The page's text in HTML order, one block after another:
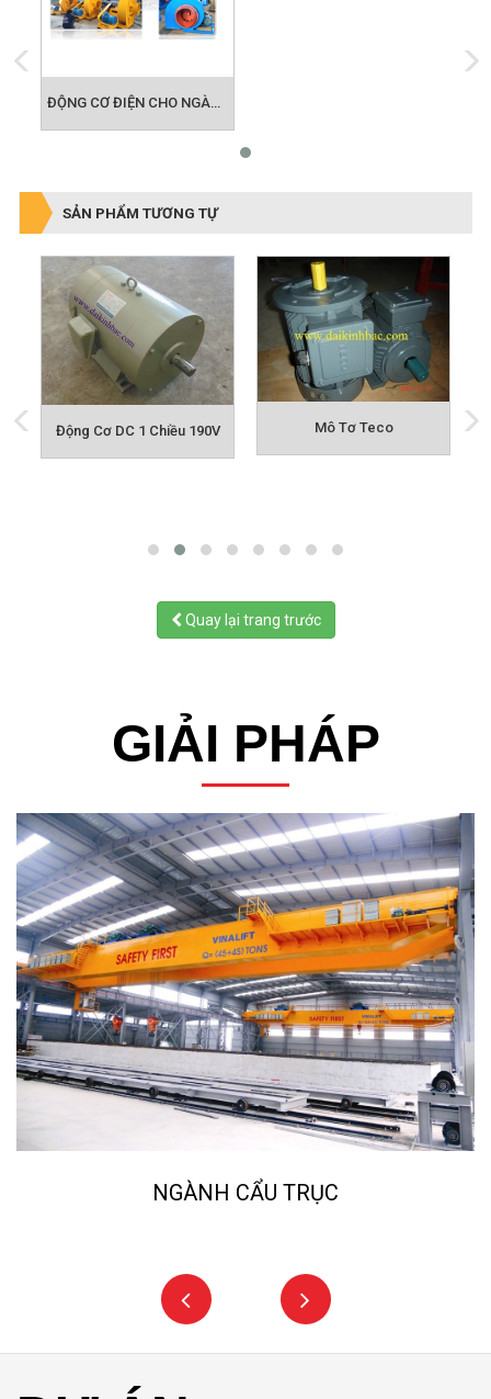
ĐỘNG CƠ ĐIỆN CHO NGÀNH QUẠT CÔNG NGHIỆP
Động Cơ DC 1 Chiều 190V Mô Tơ Teco
GIẢI PHÁP